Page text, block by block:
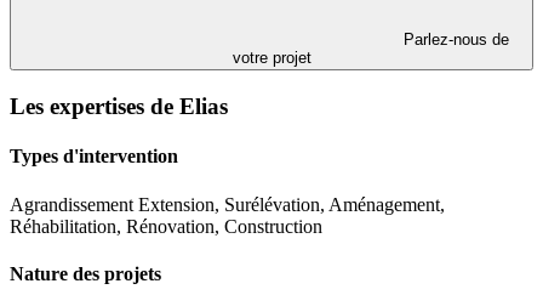
Parlez-nous de
votre projet
Les expertises de Elias
Types d'intervention
Agrandissement Extension, Surélévation, Aménagement,
Réhabilitation, Rénovation, Construction
Nature des projets